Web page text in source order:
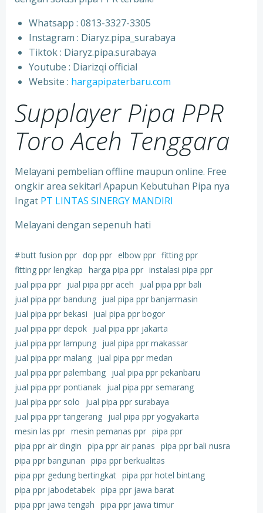
Whatsapp : 0813-3327-3305
⁠Instagram : Diaryz.pipa_surabaya
⁠Tiktok : Diaryz.pipa.surabaya
⁠Youtube : Diarizqi official
⁠Website : hargapipaterbaru.com
Supplayer Pipa PPR
Toro Aceh Tenggara
Melayani pembelian offline maupun online. Free
ongkir area sekitar! Apapun Kebutuhan Pipa nya
Ingat PT LINTAS SINERGY MANDIRI
Melayani dengan sepenuh hati
#butt fusion ppr dop ppr elbow ppr fitting ppr
fitting ppr lengkap harga pipa ppr instalasi pipa ppr
jual pipa ppr jual pipa ppr aceh
jual pipa ppr bali
jual pipa ppr bandung jual pipa ppr banjarmasin
jual pipa ppr bekasi
jual pipa ppr bogor
jual pipa ppr depok jual pipa ppr jakarta
jual pipa ppr lampung jual pipa ppr makassar
jual pipa ppr malang jual pipa ppr medan
jual pipa ppr palembang jual pipa ppr pekanbaru
jual pipa ppr pontianak jual pipa ppr semarang
jual pipa ppr solo
jual pipa ppr surabaya
jual pipa ppr tangerang jual pipa ppr yogyakarta
mesin las ppr mesin pemanas ppr pipa ppr
pipa ppr air dingin pipa ppr air panas pipa ppr bali nusra
pipa ppr bangunan pipa ppr berkualitas
pipa ppr gedung bertingkat pipa ppr hotel bintang
pipa ppr jabodetabek pipa ppr jawa barat
pipa ppr jawa tengah pipa ppr jawa timur